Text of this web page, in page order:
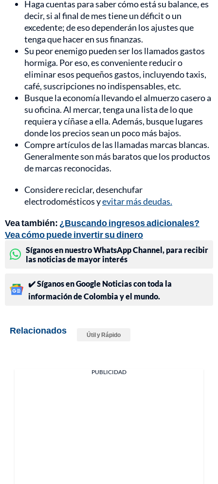
Haga cuentas para saber cómo está su balance, es
decir, si al final de mes tiene un déficit o un
excedente; de eso dependerán los ajustes que
tenga que hacer en sus finanzas.
Su peor enemigo pueden ser los llamados gastos
hormiga. Por eso, es conveniente reducir o
eliminar esos pequeños gastos, incluyendo taxis,
café, suscripciones no indispensables, etc.
Busque la economía llevando el almuerzo casero a
su oficina. Al mercar, tenga una lista de lo que
requiera y cíñase a ella. Además, busque lugares
donde los precios sean un poco más bajos.
Compre artículos de las llamadas marcas blancas.
Generalmente son más baratos que los productos
de marcas reconocidas.
Considere reciclar, desenchufar
electrodomésticos yevitar más deudas.
Vea también: ¿Buscando ingresos adicionales?
Vea cómo puede invertir su dinero
Síganos en nuestro WhatsApp Channel, para recibir
las noticias de mayor interés
✔️ Síganos en Google Noticias con toda la
información de Colombia y el mundo.
Relacionados Útil y Rápido
PUBLICIDAD